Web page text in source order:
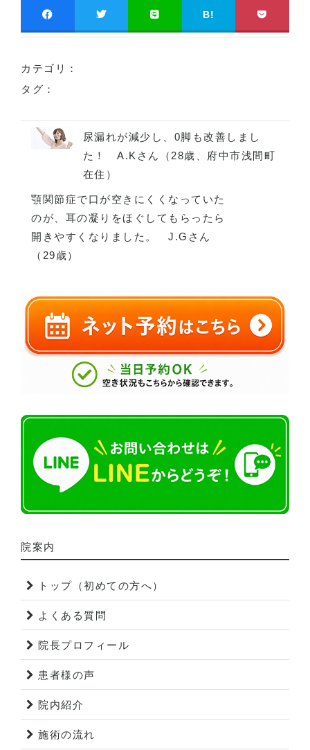
B!
カテゴリ：
タグ：
尿漏れが減少し、0脚も改善しまし
た！ A.Kさん（28歳、府中市浅間町
在住）
顎関節症で口が空きにくくなっていた
のが、耳の凝りをほぐしてもらったら
開きやすくなりました。 J.Gさん
（29歳）
院案内
トップ（初めての方へ）
よくある質問
院長プロフィール
患者様の声
院内紹介
施術の流れ